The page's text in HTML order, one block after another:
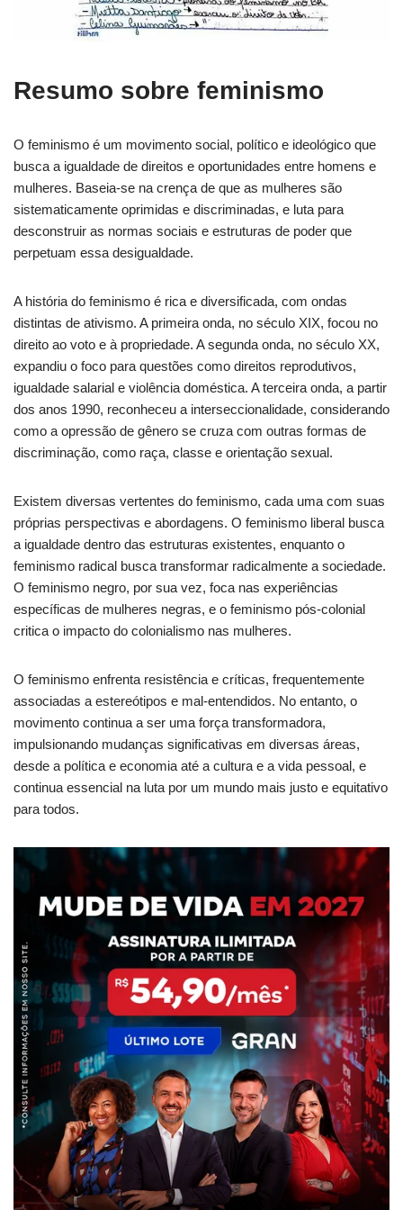
Resumo sobre feminismo
O feminismo é um movimento social, político e ideológico que
busca a igualdade de direitos e oportunidades entre homens e
mulheres. Baseia-se na crença de que as mulheres são
sistematicamente oprimidas e discriminadas, e luta para
desconstruir as normas sociais e estruturas de poder que
perpetuam essa desigualdade.
A história do feminismo é rica e diversificada, com ondas
distintas de ativismo. A primeira onda, no século XIX, focou no
direito ao voto e à propriedade. A segunda onda, no século XX,
expandiu o foco para questões como direitos reprodutivos,
igualdade salarial e violência doméstica. A terceira onda, a partir
dos anos 1990, reconheceu a interseccionalidade, considerando
como a opressão de gênero se cruza com outras formas de
discriminação, como raça, classe e orientação sexual.
Existem diversas vertentes do feminismo, cada uma com suas
próprias perspectivas e abordagens. O feminismo liberal busca
a igualdade dentro das estruturas existentes, enquanto o
feminismo radical busca transformar radicalmente a sociedade.
O feminismo negro, por sua vez, foca nas experiências
específicas de mulheres negras, e o feminismo pós-colonial
critica o impacto do colonialismo nas mulheres.
O feminismo enfrenta resistência e críticas, frequentemente
associadas a estereótipos e mal-entendidos. No entanto, o
movimento continua a ser uma força transformadora,
impulsionando mudanças significativas em diversas áreas,
desde a política e economia até a cultura e a vida pessoal, e
continua essencial na luta por um mundo mais justo e equitativo
para todos.